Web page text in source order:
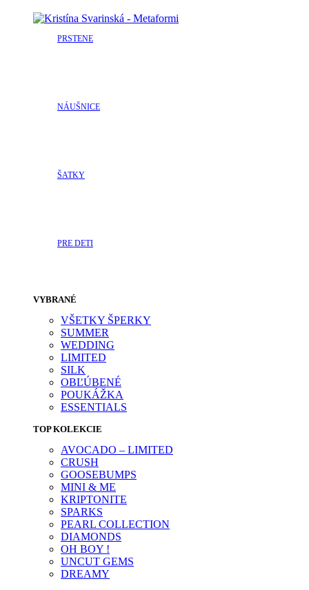
PRSTENE
NÁUŠNICE
ŠATKY
PRE DETI
VYBRANÉ
VŠETKY ŠPERKY
SUMMER
WEDDING
LIMITED
SILK
OBĽÚBENÉ
POUKÁŽKA
ESSENTIALS
TOP KOLEKCIE
AVOCADO – LIMITED
CRUSH
GOOSEBUMPS
MINI & ME
KRIPTONITE
SPARKS
PEARL COLLECTION
DIAMONDS
OH BOY !
UNCUT GEMS
DREAMY